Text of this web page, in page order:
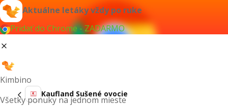
Aktuálne letáky vždy po ruke
Pridať do Chrome - ZADARMO
Kimbino
Všetky ponuky na jednom mieste
Kaufland Sušené ovocie